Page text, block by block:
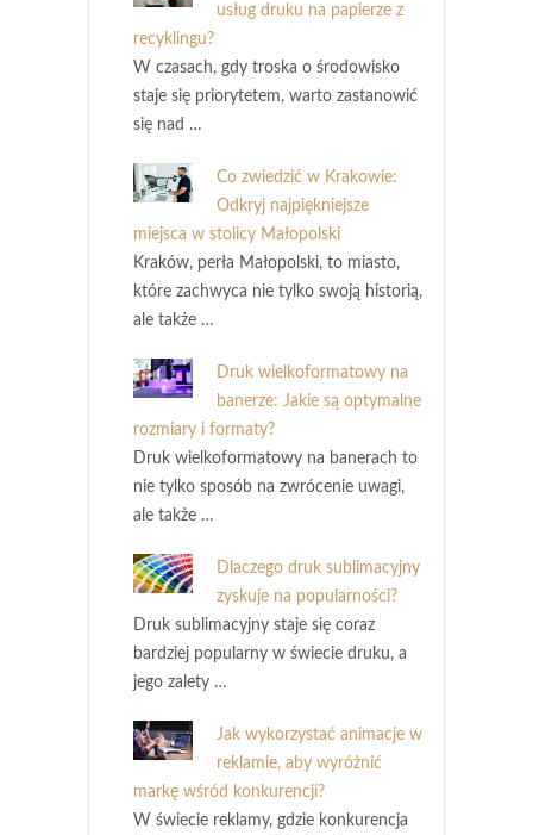
usług druku na papierze z
recyklingu?
W czasach, gdy troska o środowisko
staje się priorytetem, warto zastanowić
się nad …
Co zwiedzić w Krakowie:
Odkryj najpiękniejsze
miejsca w stolicy Małopolski
Kraków, perła Małopolski, to miasto,
które zachwyca nie tylko swoją historią,
ale także …
Druk wielkoformatowy na
banerze: Jakie są optymalne
rozmiary i formaty?
Druk wielkoformatowy na banerach to
nie tylko sposób na zwrócenie uwagi,
ale także …
Dlaczego druk sublimacyjny
zyskuje na popularności?
Druk sublimacyjny staje się coraz
bardziej popularny w świecie druku, a
jego zalety …
Jak wykorzystać animacje w
reklamie, aby wyróżnić
markę wśród konkurencji?
W świecie reklamy, gdzie konkurencja